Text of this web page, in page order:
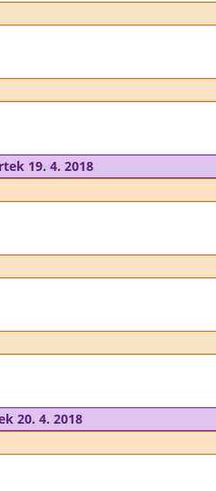
19. 4. 2018
20. 4. 2018